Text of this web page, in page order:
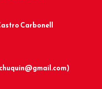
Carbonell